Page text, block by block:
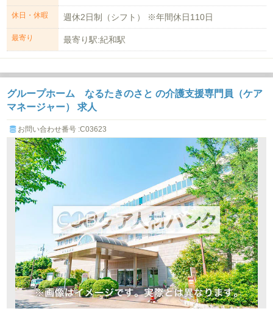
休日・休暇 週休2日制（シフト） ※年間休日110日
最寄り 最寄り駅:紀和駅
グループホーム なるたきのさと の介護支援専門員（ケア
マネージャー） 求人
お問い合わせ番号 :C03623